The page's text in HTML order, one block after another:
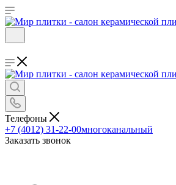
Телефоны
+7 (4012) 31-22-00многоканальный
Заказать звонок